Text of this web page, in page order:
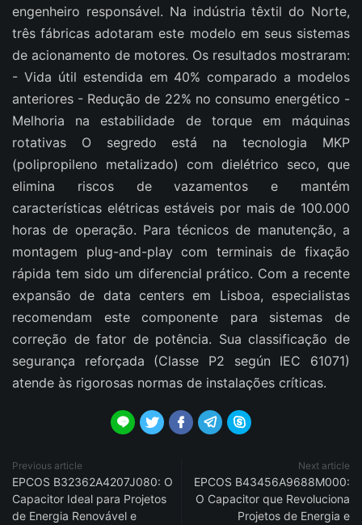
engenheiro responsável. Na indústria têxtil do Norte,
três fábricas adotaram este modelo em seus sistemas
de acionamento de motores. Os resultados mostraram:
- Vida útil estendida em 40% comparado a modelos
anteriores - Redução de 22% no consumo energético -
Melhoria na estabilidade de torque em máquinas
rotativas O segredo está na tecnologia MKP
(polipropileno metalizado) com dielétrico seco, que
elimina riscos de vazamentos e mantém
características elétricas estáveis por mais de 100.000
horas de operação. Para técnicos de manutenção, a
montagem plug-and-play com terminais de fixação
rápida tem sido um diferencial prático. Com a recente
expansão de data centers em Lisboa, especialistas
recomendam este componente para sistemas de
correção de fator de potência. Sua classificação de
segurança reforçada (Classe P2 según IEC 61071)
atende às rigorosas normas de instalações críticas.
    
Previous article
EPCOS B32362A4207J080: O
Capacitor Ideal para Projetos
de Energia Renovável e
Next article
EPCOS B43456A9688M000:
O Capacitor que Revoluciona
Projetos de Energia e